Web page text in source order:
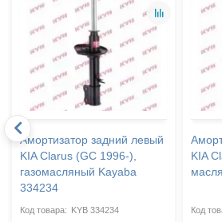
Амортизатор задний левый
KIA Clarus (GC 1996-),
газомасляный Kayaba
334234
KYB 334234
KIA